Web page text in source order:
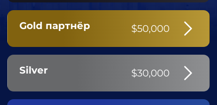
Gold партнёр $50,000
Silver $30,000